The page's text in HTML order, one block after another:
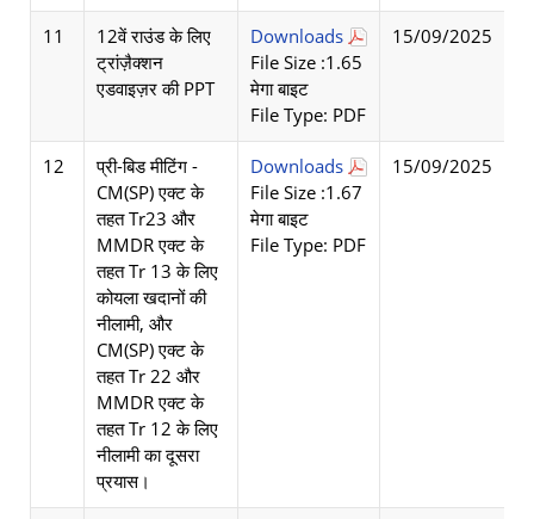
11
12वें राउंड के लिए
ट्रांज़ैक्शन
एडवाइज़र की PPT
Downloads
File Size :1.65
मेगा बाइट
File Type: PDF
15/09/2025
12
प्री-बिड मीटिंग -
CM(SP) एक्ट के
तहत Tr23 और
MMDR एक्ट के
तहत Tr 13 के लिए
कोयला खदानों की
नीलामी, और
CM(SP) एक्ट के
तहत Tr 22 और
MMDR एक्ट के
तहत Tr 12 के लिए
नीलामी का दूसरा
प्रयास।
Downloads
File Size :1.67
मेगा बाइट
File Type: PDF
15/09/2025